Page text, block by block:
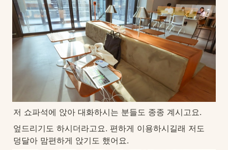
저 쇼파석에 앉아 대화하시는 분들도 종종 계시고요.
엎드리기도 하시더라고요. 편하게 이용하시길래 저도
덩달아 맘편하게 앉기도 했어요.